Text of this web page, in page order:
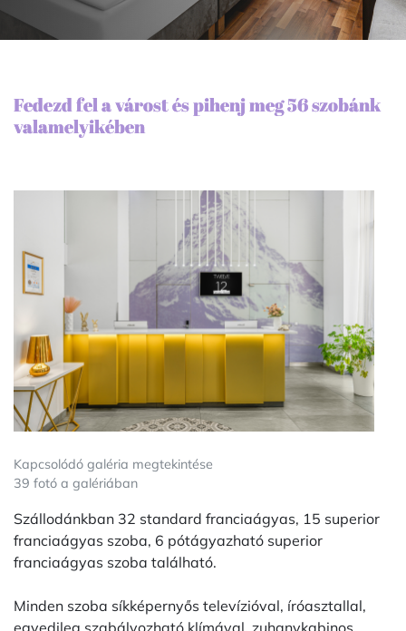
Fedezd fel a várost és pihenj meg 56 szobánk
valamelyikében
Kapcsolódó galéria megtekintése
39 fotó a galériában
Szállodánkban 32 standard franciaágyas, 15 superior
franciaágyas szoba, 6 pótágyazható superior
franciaágyas szoba található.
Minden szoba síkképernyős televízióval, íróasztallal,
egyedileg szabályozható klímával, zuhanykabinos